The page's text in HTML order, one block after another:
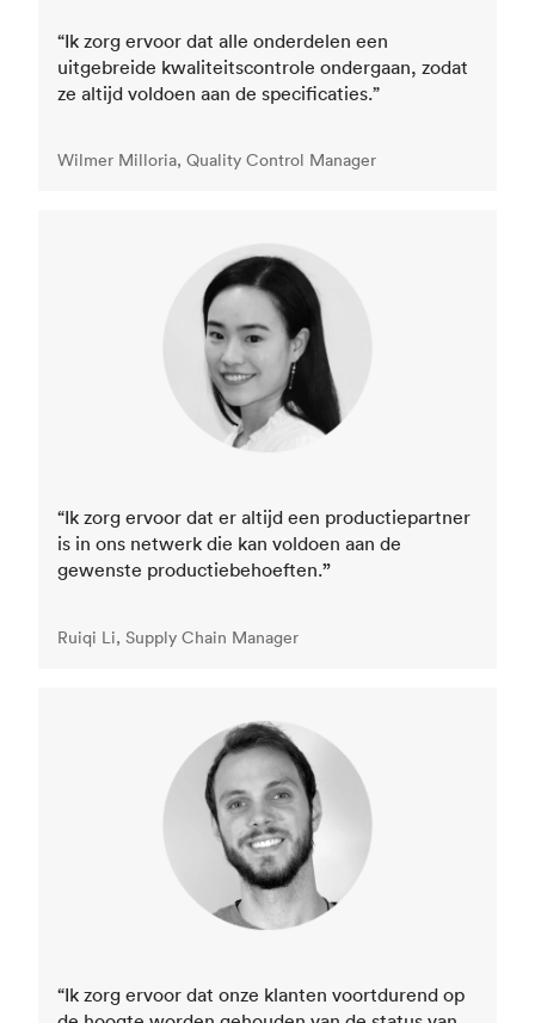
“Ik zorg ervoor dat alle onderdelen een
uitgebreide kwaliteitscontrole ondergaan, zodat
ze altijd voldoen aan de specificaties.”
Wilmer Milloria, Quality Control Manager
“Ik zorg ervoor dat er altijd een productiepartner
is in ons netwerk die kan voldoen aan de
gewenste productiebehoeften.”
Ruiqi Li, Supply Chain Manager
“Ik zorg ervoor dat onze klanten voortdurend op